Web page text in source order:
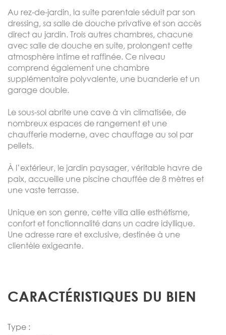
Au rez-de-jardin, la suite parentale séduit par son
dressing, sa salle de douche privative et son accès
direct au jardin. Trois autres chambres, chacune
avec salle de douche en suite, prolongent cette
atmosphère intime et raffinée. Ce niveau
comprend également une chambre
supplémentaire polyvalente, une buanderie et un
garage double.
Le sous-sol abrite une cave à vin climatisée, de
nombreux espaces de rangement et une
chaufferie moderne, avec chauffage au sol par
pellets.
À l’extérieur, le jardin paysager, véritable havre de
paix, accueille une piscine chauffée de 8 mètres et
une vaste terrasse.
Unique en son genre, cette villa allie esthétisme,
confort et fonctionnalité dans un cadre idyllique.
Une adresse rare et exclusive, destinée à une
clientèle exigeante.
CARACTÉRISTIQUES DU BIEN
Type :